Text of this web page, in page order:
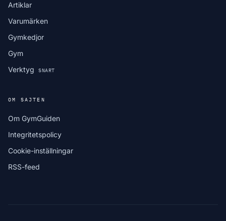
Artiklar
Varumärken
Gymkedjor
Gym
Verktyg
SNART
OM SAJTEN
Om GymGuiden
Integritetspolicy
Cookie-inställningar
RSS-feed